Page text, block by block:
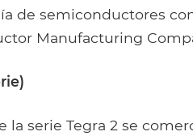
de semiconductores
Manufacturing
la serie Tegra 2 se